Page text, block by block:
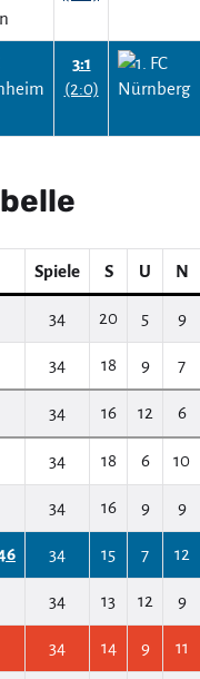
3:1
(2:0)
Spiele S U N
34 20 5 9
34 18 9 7
34 16 12 6
34 18 6 10
34 16 9 9
34 15 7 12
34 13 12 9
34 14 9 11